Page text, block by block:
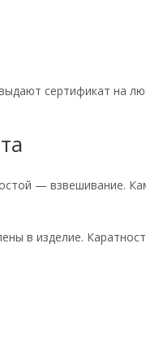
сертификат на
— взвешивание.
в изделие.